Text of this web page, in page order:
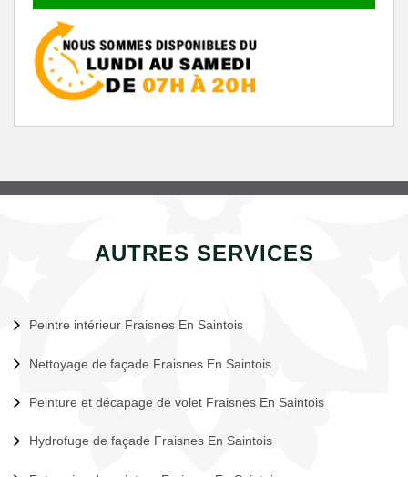
AUTRES SERVICES
Peintre intérieur Fraisnes En Saintois
Nettoyage de façade Fraisnes En Saintois
Peinture et décapage de volet Fraisnes En Saintois
Hydrofuge de façade Fraisnes En Saintois